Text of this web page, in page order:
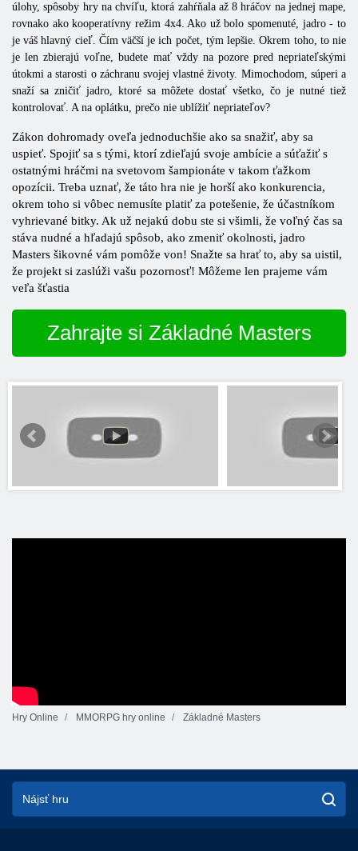
úlohy, spôsoby hry na chvíľu, ktorá zahŕňala až 8 hráčov na jednej mape,
rovnako ako kooperatívny režim 4x4. Ako už bolo spomenuté, jadro - to
je váš hlavný cieľ. Čím väčší je ich počet, tým lepšie. Okrem toho, to nie
je len zbierajú voľne, budete mať vždy na pozore pred nepriateľskými
útokmi a starosti o záchranu svojej vlastné životy. Mimochodom, súperi a
snaží sa zničiť jadro, ktoré sa môžete dostať všetko, čo je nutné tiež
kontrolovať. A na oplátku, prečo nie ublížiť nepriateľov?
Zákon dohromady oveľa jednoduchšie ako sa snažiť, aby sa
uspieť. Spojiť sa s tými, ktorí zdieľajú svoje ambície a súťažiť s
ostatnými hráčmi na svetovom šampionáte v takom ťažkom
opozícii. Treba uznať, že táto hra nie je horší ako konkurencia,
okrem toho si vôbec nemusíte platiť za potešenie, že účastníkom
vyhrievané bitky. Ak už nejakú dobu ste si všimli, že voľný čas sa
stáva nudné a hľadajú spôsob, ako zmeniť okolnosti, jadro
Masters šikovné vám pomôže von! Snažte sa hrať to, aby sa uistil,
že projekt si zaslúži vašu pozornosť! Môžeme len prajeme vám
veľa šťastia
Zahrajte si Základné Masters
Hry Online MMORPG hry online Základné Masters